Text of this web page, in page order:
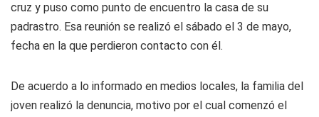
cruz y puso como punto de encuentro la casa de su
padrastro. Esa reunión se realizó el sábado el 3 de mayo,
fecha en la que perdieron contacto con él.
De acuerdo a lo informado en medios locales, la familia del
joven realizó la denuncia, motivo por el cual comenzó el